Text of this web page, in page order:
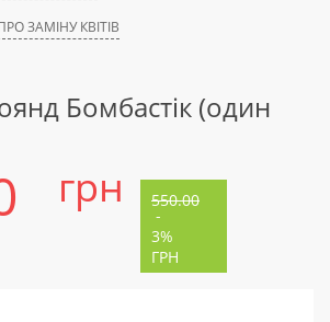
ЗАМІНУ КВІТІВ
Бомбастік (один
грн 550.00
-
3%
ГРН